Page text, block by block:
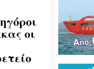
οι
τρόμος
νέο
(ΦΩΤΟ
Βάκα